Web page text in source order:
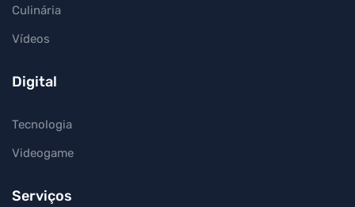
Culinária
Vídeos
Digital
Tecnologia
Videogame
Serviços